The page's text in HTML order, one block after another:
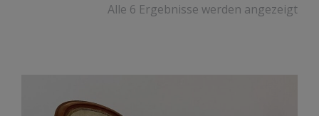
Alle 6 Ergebnisse werden angezeigt